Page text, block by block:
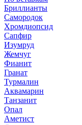
Бриллианты
Самородок
Хромдиопсид
Сапфир
Изумруд
Жемчуг
Фианит
Гранат
Турмалин
Аквамарин
Танзанит
Опал
Аметист